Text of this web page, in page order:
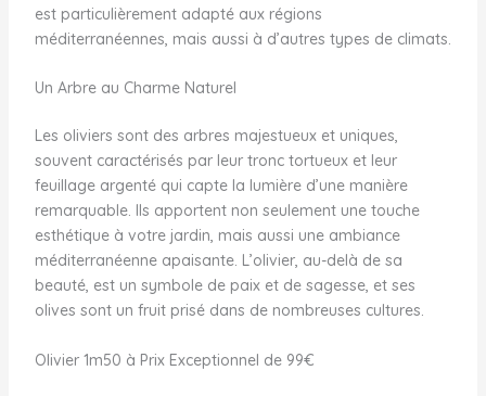
est particulièrement adapté aux régions
méditerranéennes, mais aussi à d’autres types de climats.
Un Arbre au Charme Naturel
Les oliviers sont des arbres majestueux et uniques,
souvent caractérisés par leur tronc tortueux et leur
feuillage argenté qui capte la lumière d’une manière
remarquable. Ils apportent non seulement une touche
esthétique à votre jardin, mais aussi une ambiance
méditerranéenne apaisante. L’olivier, au-delà de sa
beauté, est un symbole de paix et de sagesse, et ses
olives sont un fruit prisé dans de nombreuses cultures.
Olivier 1m50 à Prix Exceptionnel de 99€